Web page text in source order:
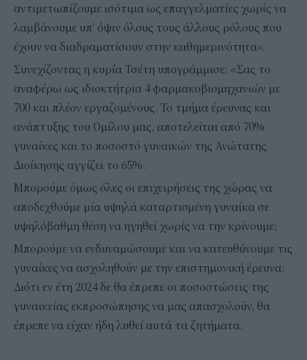
αντιμετωπίζουμε ισότιμα ως επαγγελματίες χωρίς να
λαμβάνουμε υπ' όψιν όλους τους άλλους ρόλους που
έχουν να διαδραματίσουν στην καθημερινότητα».
Συνεχίζοντας η κυρία Τσέτη υπογράμμισε: «Σας το
αναφέρω ως ιδιοκτήτρια 4 φαρμακοβιομηχανιών με
700 και πλέον εργαζομένους. Το τμήμα έρευνας και
ανάπτυξης του Ομίλου μας, αποτελείται από 70%
γυναίκες και το ποσοστό γυναικών της Ανώτατης
Διοίκησης αγγίζει το 65%.
Μπορούμε όμως όλες οι επιχειρήσεις της χώρας να
αποδεχθούμε μία υψηλά καταρτισμένη γυναίκα σε
υψηλόβαθμη θέση να ηγηθεί χωρίς να την κρίνουμε;
Μπορούμε να ενδυναμώσουμε και να κατευθύνουμε τις
γυναίκες να ασχοληθούν με την επιστημονική έρευνα;
Διότι εν έτη 2024 δε θα έπρεπε οι ποσοστώσεις της
γυναικείας εκπροσώπησης να μας απασχολούν, θα
έπρεπε να είχαν ήδη λυθεί αυτά τα ζητήματα.